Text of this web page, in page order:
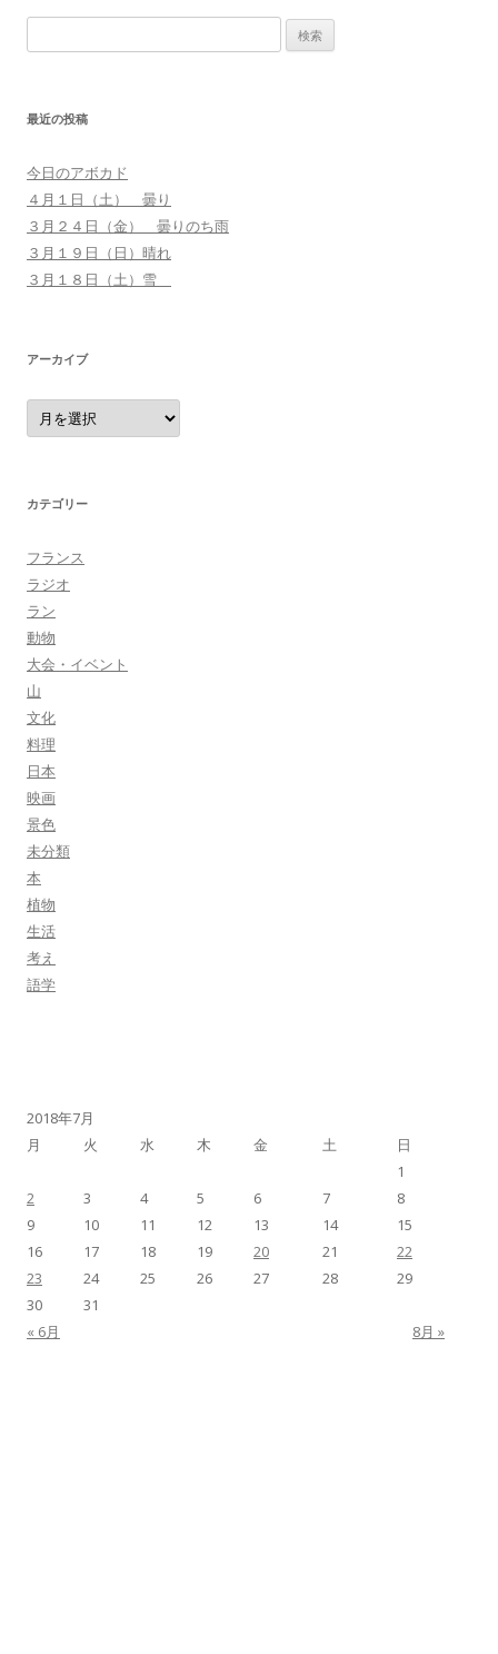
索
最近の投稿
今日のアボカド
４月１日（土） 曇り
３月２４日（金） 曇りのち雨
３月１９日（日）晴れ
３月１８日（土）雪
アーカイブ
ア
ー
カ
カテゴリー
フランス
ラジオ
ラン
動物
大会・イベント
山
文化
料理
日本
映画
景色
未分類
本
植物
生活
考え
語学
2018年7月
月
火 水 木 金 土 日
« 6月 8月 »
1
2
3 4 5 6 7
8
9
10 11 12 13 14
15
16
17 18 19 20 21
22
23
24 25 26 27 28
29
30
31